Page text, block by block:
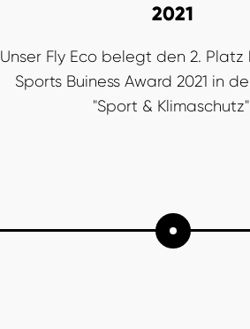
2021
Unser Fly Eco belegt den 2. Platz
Sports Buiness Award 2021 in
"Sport &